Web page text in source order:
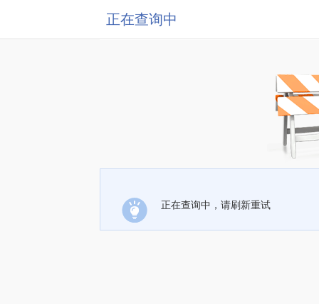
正在查询中
正在查询中，请刷新重试